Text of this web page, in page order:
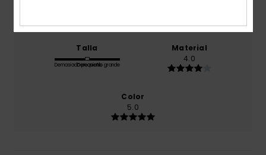
Talla
Demasiado pequeño
Demasiado grande
Material
4.0
Color
5.0